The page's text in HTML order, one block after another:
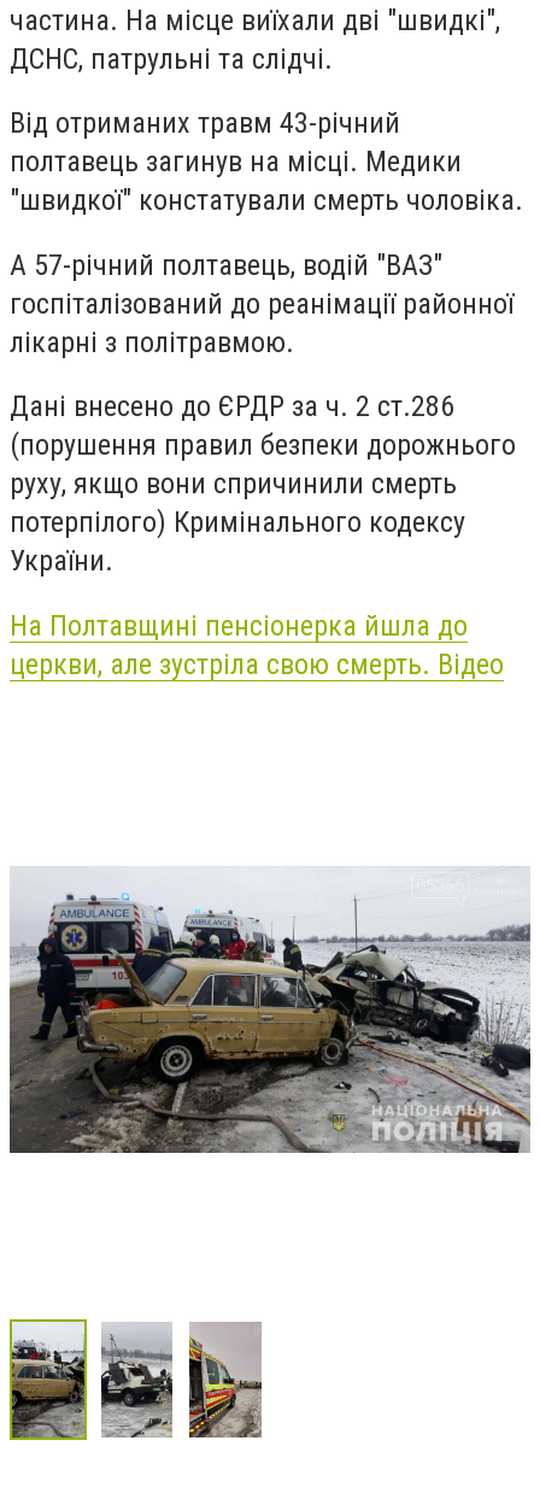
частина. На місце виїхали дві "швидкі",
ДСНС, патрульні та слідчі.
Від отриманих травм 43-річний
полтавець загинув на місці. Медики
"швидкої" констатували смерть чоловіка.
А 57-річний полтавець, водій "ВАЗ"
госпіталізований до реанімації районної
лікарні з політравмою.
Дані внесено до ЄРДР за ч. 2 ст.286
(порушення правил безпеки дорожнього
руху, якщо вони спричинили смерть
потерпілого) Кримінального кодексу
України.
На Полтавщині пенсіонерка йшла до
церкви, але зустріла свою смерть. Відео